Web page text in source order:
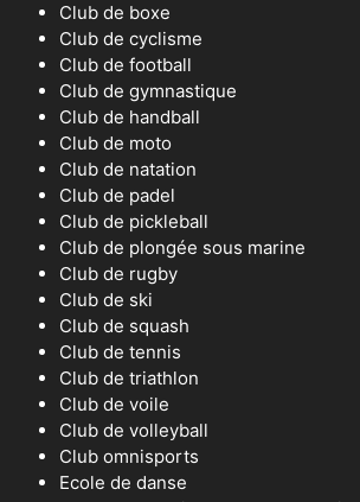
Club de boxe
Club de cyclisme
Club de football
Club de gymnastique
Club de handball
Club de moto
Club de natation
Club de padel
Club de pickleball
Club de plongée sous marine
Club de rugby
Club de ski
Club de squash
Club de tennis
Club de triathlon
Club de voile
Club de volleyball
Club omnisports
Ecole de danse